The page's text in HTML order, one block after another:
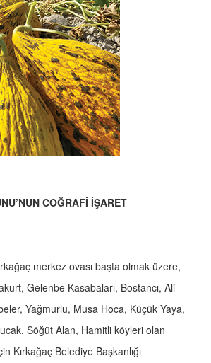
COĞRAFİ İŞARET
merkez ovası başta olmak üzere,
Gelenbe Kasabaları, Bostancı, Ali
Yağmurlu, Musa Hoca, Küçük Yaya,
Söğüt Alan, Hamitli köyleri olan
Kırkağaç Belediye Başkanlığı